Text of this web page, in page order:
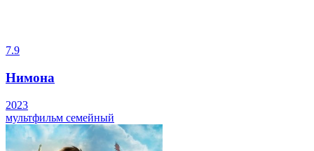
7.9
Нимона
2023
мультфильм семейный